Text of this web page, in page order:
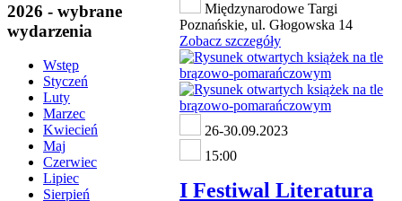
2026 - wybrane
wydarzenia
Wstęp
Styczeń
Luty
Marzec
Kwiecień
Maj
Czerwiec
Lipiec
Sierpień
Międzynarodowe Targi
Poznańskie, ul. Głogowska 14
Zobacz szczegóły
26-30.09.2023
15:00
I Festiwal Literatura